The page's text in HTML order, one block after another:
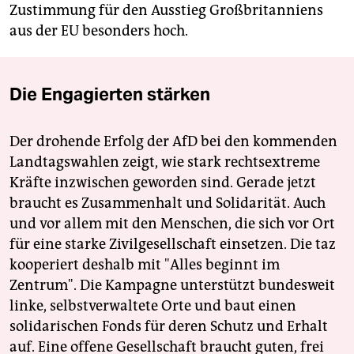
Zustimmung für den Ausstieg Großbritanniens
aus der EU besonders hoch.
Die Engagierten stärken
Der drohende Erfolg der AfD bei den kommenden
Landtagswahlen zeigt, wie stark rechtsextreme
Kräfte inzwischen geworden sind. Gerade jetzt
braucht es Zusammenhalt und Solidarität. Auch
und vor allem mit den Menschen, die sich vor Ort
für eine starke Zivilgesellschaft einsetzen. Die taz
kooperiert deshalb mit "Alles beginnt im
Zentrum". Die Kampagne unterstützt bundesweit
linke, selbstverwaltete Orte und baut einen
solidarischen Fonds für deren Schutz und Erhalt
auf. Eine offene Gesellschaft braucht guten, frei